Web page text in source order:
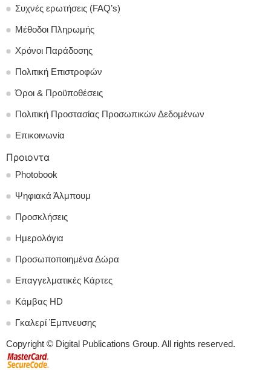
Συχνές ερωτήσεις (FAQ’s)
Μέθοδοι Πληρωμής
Χρόνοι Παράδοσης
Πολιτική Επιστροφών
Όροι & Προϋποθέσεις
Πολιτική Προστασίας Προσωπικών Δεδομένων
Επικοινωνία
Προιοντα
Photobook
Ψηφιακά Άλμπουμ
Προσκλήσεις
Ημερολόγια
Προσωποποιημένα Δώρα
Επαγγελματικές Κάρτες
Κάμβας HD
Γκαλερί Έμπνευσης
Copyright © Digital Publications Group. All rights reserved.